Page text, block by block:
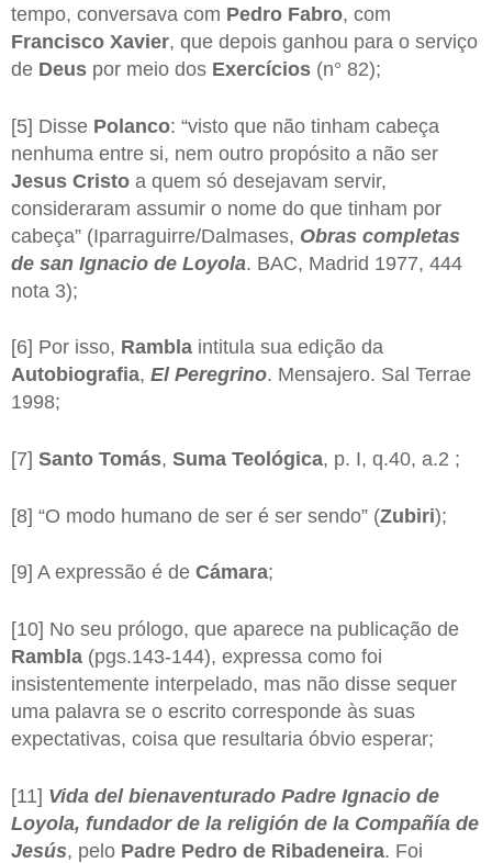
tempo, conversava com Pedro Fabro, com
Francisco Xavier, que depois ganhou para o serviço
de Deus por meio dos Exercícios (n° 82);
[5] Disse Polanco: “visto que não tinham cabeça
nenhuma entre si, nem outro propósito a não ser
Jesus Cristo a quem só desejavam servir,
consideraram assumir o nome do que tinham por
cabeça” (Iparraguirre/Dalmases, Obras completas
de san Ignacio de Loyola. BAC, Madrid 1977, 444
nota 3);
[6] Por isso, Rambla intitula sua edição da
Autobiografia, El Peregrino. Mensajero. Sal Terrae
1998;
[7] Santo Tomás, Suma Teológica, p. I, q.40, a.2 ;
[8] “O modo humano de ser é ser sendo” (Zubiri);
[9] A expressão é de Cámara;
[10] No seu prólogo, que aparece na publicação de
Rambla (pgs.143-144), expressa como foi
insistentemente interpelado, mas não disse sequer
uma palavra se o escrito corresponde às suas
expectativas, coisa que resultaria óbvio esperar;
[11] Vida del bienaventurado Padre Ignacio de
Loyola, fundador de la religión de la Compañía de
Jesús, pelo Padre Pedro de Ribadeneira. Foi